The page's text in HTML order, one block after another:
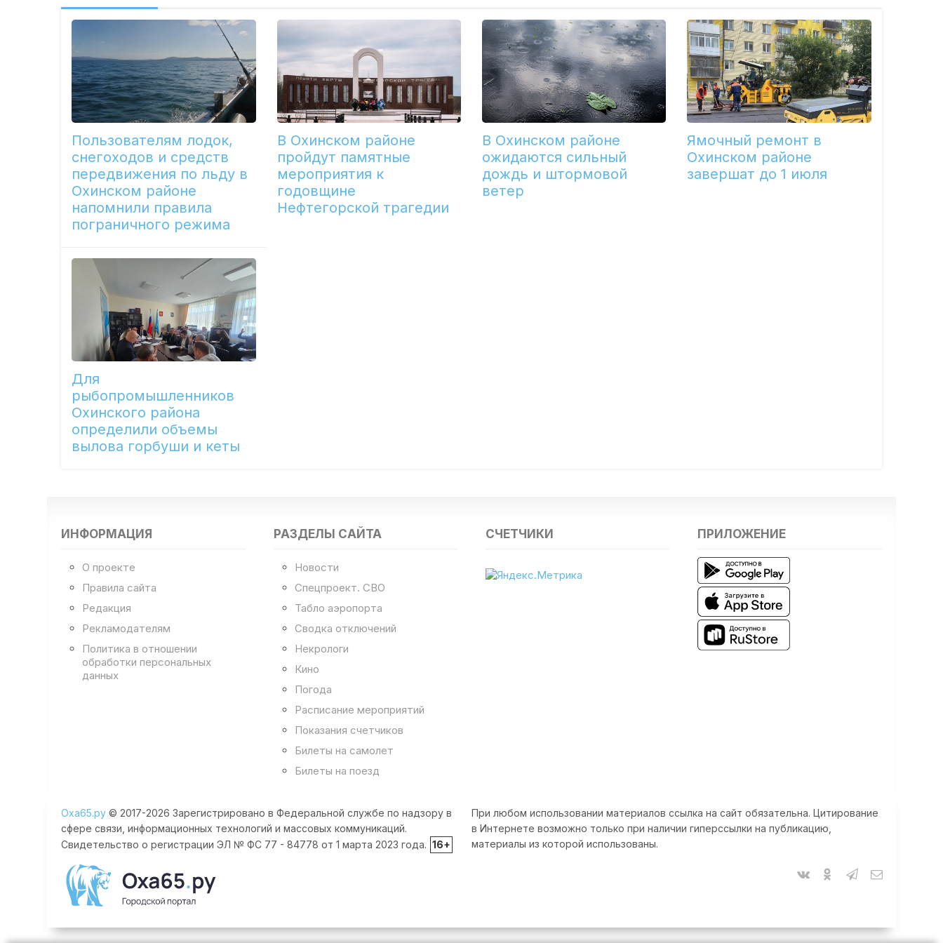
Пользователям лодок,
снегоходов и средств
передвижения по льду в
Охинском районе
напомнили правила
пограничного режима
В Охинском районе
пройдут памятные
мероприятия к
годовщине
Нефтегорской трагедии
В Охинском районе
ожидаются сильный
дождь и штормовой
ветер
Ямочный ремонт в
Охинском районе
завершат до 1 июля
Для
рыбопромышленников
Охинского района
определили объемы
вылова горбуши и кеты
ИНФОРМАЦИЯ
О проекте
Правила сайта
Редакция
Рекламодателям
Политика в отношении
обработки персональных
данных
РАЗДЕЛЫ САЙТА
Новости
Спецпроект. СВО
Табло аэропорта
Сводка отключений
Некрологи
Кино
Погода
Расписание мероприятий
Показания счетчиков
Билеты на самолет
Билеты на поезд
СЧЕТЧИКИ ПРИЛОЖЕНИЕ
При любом использовании материалов ссылка на сайт обязательна. Цитирование
в Интернете возможно только при наличии гиперссылки на публикацию,
материалы из которой использованы.
Оха65.ру © 2017-2026 Зарегистрировано в Федеральной службе по надзору в
сфере связи, информационных технологий и массовых коммуникаций.
Свидетельство о регистрации ЭЛ № ФС 77 - 84778 от 1 марта 2023 года. 16+